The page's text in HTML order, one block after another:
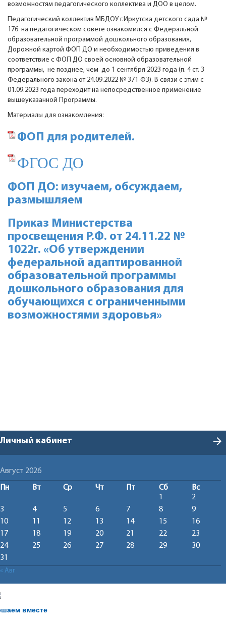
возможностям педагогического коллектива и ДОО в целом.
Педагогический коллектив МБДОУ г.Иркутска детского сада №
176 на педагогическом совете ознакомился с Федеральной
образовательной программой дошкольного образования,
Дорожной картой ФОП ДО и необходимостью приведения в
соответствие с ФОП ДО своей основной образовательной
программы, не позднее, чем до 1 сентября 2023 года (п. 4 ст. 3
Федерального закона от 24.09.2022 № 371-ФЗ). В связи с этим с
01.09.2023 года переходит на непосредственное применение
вышеуказанной Программы.
Материалы для ознакомления:
ФОП для родителей.
ФГОС ДО
ФОП ДО: изучаем, обсуждаем,
размышляем
Приказ Министерства
просвещения Р.Ф. от 24.11.22 №
1022г. «Об утверждении
федеральной адаптированной
образовательной программы
дошкольного образования для
обучающихся с ограниченными
возможностями здоровья»
Личный кабинет arrow_forward
Август 2026
Пн Вт Ср Чт Пт Сб
Вс
1
2
3
4 5 6 7 8
9
10
11 12 13 14 15
16
17
18 19 20 21 22
23
24
25 26 27 28 29
30
31
« Авг
вместе